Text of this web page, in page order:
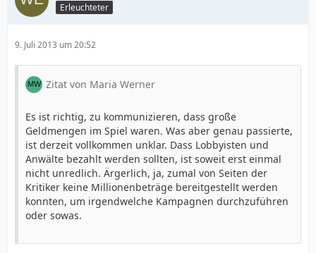
Erleuchteter
9. Juli 2013 um 20:52
Zitat von Maria Werner
Es ist richtig, zu kommunizieren, dass große
Geldmengen im Spiel waren. Was aber genau passierte,
ist derzeit vollkommen unklar. Dass Lobbyisten und
Anwälte bezahlt werden sollten, ist soweit erst einmal
nicht unredlich. Ärgerlich, ja, zumal von Seiten der
Kritiker keine Millionenbeträge bereitgestellt werden
konnten, um irgendwelche Kampagnen durchzuführen
oder sowas.